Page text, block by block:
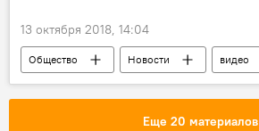
13 октября 2018, 14:04
Общество Новости
видео
Кыргызстан
Мультимедиа
Еще 20 материалов